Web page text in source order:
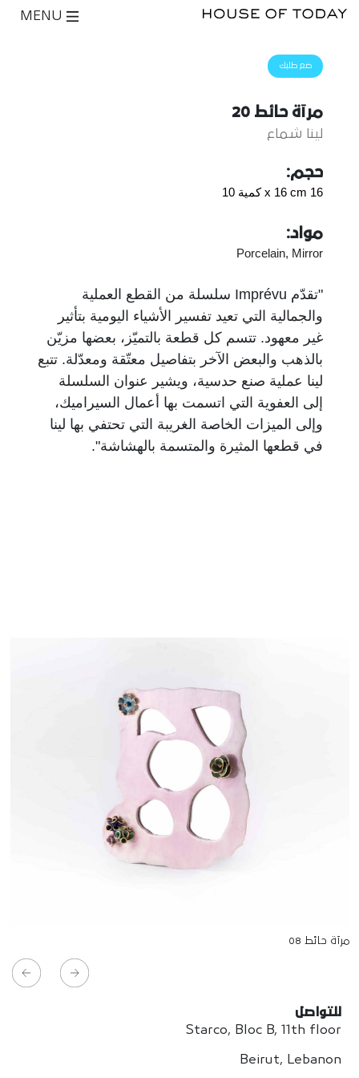
ضع طلبك
مرآة حائط 20
لينا شماع
حجم:
16 x 16 cm كمية 10
مواد:
Porcelain, Mirror
"تقدّم Imprévu سلسلة من القطع العملية
والجمالية التي تعيد تفسير الأشياء اليومية بتأثير
غير معهود. تتسم كل قطعة بالتميّز، بعضها مزيّن
بالذهب والبعض الآخر بتفاصيل معتّقة ومعدّلة. تتبع
لينا عملية صنع حدسية، ويشير عنوان السلسلة
إلى العفوية التي اتسمت بها أعمال السيراميك،
وإلى الميزات الخاصة الغريبة التي تحتفي بها لينا
في قطعها المثيرة والمتسمة بالهشاشة".
مرآة حائط 08
للتواصل
Starco, Bloc B, 11th floor
Beirut, Lebanon